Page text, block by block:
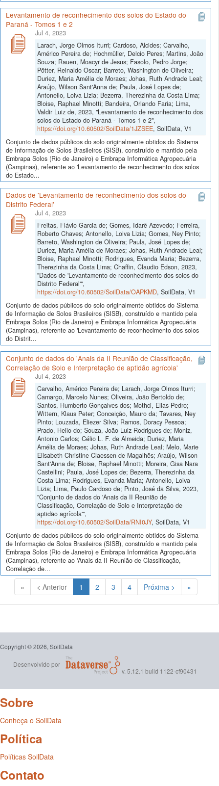
Levantamento de reconhecimento dos solos do Estado do
Paraná - Tomos 1 e 2
Jul 4, 2023
Larach, Jorge Olmos Iturri; Cardoso, Alcides; Carvalho,
Américo Pereira de; Hochmüller, Delcio Peres; Martins, João
Souza; Rauen, Moacyr de Jesus; Fasolo, Pedro Jorge;
Pötter, Reinaldo Oscar; Barreto, Washington de Oliveira;
Duriez, Maria Amélia de Moraes; Johas, Ruth Andrade Leal;
Araújo, Wilson Sant'Anna de; Paula, José Lopes de;
Antonello, Loiva Lizia; Bezerra, Therezinha da Costa Lima;
Bloise, Raphael Minotti; Bandeira, Orlando Faria; Lima,
Valdir Luiz de, 2023, "Levantamento de reconhecimento dos
solos do Estado do Paraná - Tomos 1 e 2",
https://doi.org/10.60502/SoilData/1JZSEE, SoilData, V1
Conjunto de dados públicos do solo originalmente obtidos do Sistema
de Informação de Solos Brasileiros (SISB), construído e mantido pela
Embrapa Solos (Rio de Janeiro) e Embrapa Informática Agropecuária
(Campinas), referente ao 'Levantamento de reconhecimento dos solos
do Estado...
Dados de 'Levantamento de reconhecimento dos solos do
Distrito Federal'
Jul 4, 2023
Freitas, Flávio Garcia de; Gomes, Idarê Azevedo; Ferreira,
Roberto Chaves; Antonello, Loiva Lizia; Gomes, Ney Pinto;
Barreto, Washington de Oliveira; Paula, José Lopes de;
Duriez, Maria Amélia de Moraes; Johas, Ruth Andrade Leal;
Bloise, Raphael Minotti; Rodrigues, Evanda Maria; Bezerra,
Therezinha da Costa Lima; Chaffin, Claudio Edson, 2023,
"Dados de 'Levantamento de reconhecimento dos solos do
Distrito Federal'",
https://doi.org/10.60502/SoilData/OAPKMD, SoilData, V1
Conjunto de dados públicos do solo originalmente obtidos do Sistema
de Informação de Solos Brasileiros (SISB), construído e mantido pela
Embrapa Solos (Rio de Janeiro) e Embrapa Informática Agropecuária
(Campinas), referente ao 'Levantamento de reconhecimento dos solos
do Distrit...
Conjunto de dados do 'Anais da II Reunião de Classificação,
Correlação de Solo e Interpretação de aptidão agrícola'
Jul 4, 2023
Carvalho, Américo Pereira de; Larach, Jorge Olmos Iturri;
Camargo, Marcelo Nunes; Oliveira, João Bertoldo de;
Santos, Humberto Gonçalves dos; Mothci, Elias Pedro;
Wittern, Klaus Peter; Conceição, Mauro da; Tavares, Ney
Pinto; Louzada, Eliezer Silva; Ramos, Doracy Pessoa;
Prado, Helio do; Souza, João Luiz Rodrigues de; Moniz,
Antonio Carlos; Célio L. F. de Almeida; Duriez, Maria
Amélia de Moraes; Johas, Ruth Andrade Leal; Melo, Marie
Elisabeth Christine Claessen de Magalhẽs; Araújo, Wilson
Sant'Anna de; Bloise, Raphael Minotti; Moreira, Gisa Nara
Castellini; Paula, José Lopes de; Bezerra, Therezinha da
Costa Lima; Rodrigues, Evanda Maria; Antonello, Loiva
Lizia; Lima, Paulo Cardoso de; Pinto, José da Silva, 2023,
"Conjunto de dados do 'Anais da II Reunião de
Classificação, Correlação de Solo e Interpretação de
aptidão agrícola'",
https://doi.org/10.60502/SoilData/RNI0JY, SoilData, V1
Conjunto de dados públicos do solo originalmente obtidos do Sistema
de Informação de Solos Brasileiros (SISB), construído e mantido pela
Embrapa Solos (Rio de Janeiro) e Embrapa Informática Agropecuária
(Campinas), referente ao 'Anais da II Reunião de Classificação,
Correlação de...
« < Anterior 1 (Atual)
2 3 4 Próxima > »
Copyright © 2026, SoilData
Desenvolvido por
v. 5.12.1 build 1122-cf90431
Sobre
Conheça o SoilData
Política
Políticas SoilData
Contato